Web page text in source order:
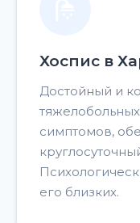
Хоспис в
Достойный и
симптомов,
его близких.